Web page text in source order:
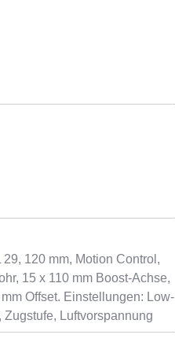
120 mm, Motion Control,
15 x 110 mm Boost-Achse,
Offset. Einstellungen: Low-
Luftvorspannung